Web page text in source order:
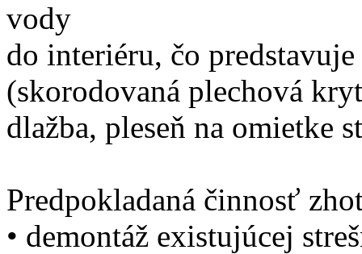
vody
do interiéru, čo
(skorodovaná plechová
dlažba, pleseň na omietke
Predpokladaná činnosť
• demontáž existujúcej